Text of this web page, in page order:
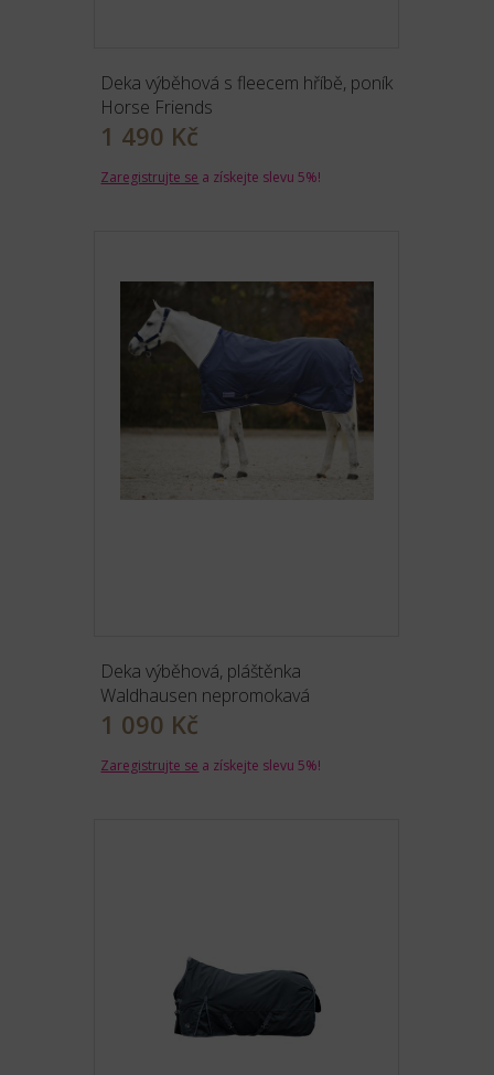
Deka výběhová s fleecem hříbě, poník
Horse Friends
1 490 Kč
Zaregistrujte se a získejte slevu 5%!
Deka výběhová, pláštěnka
Waldhausen nepromokavá
1 090 Kč
Zaregistrujte se a získejte slevu 5%!